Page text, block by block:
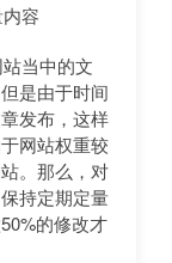
容
当中的文
是由于时间
发布，这样
网站权重较
。那么，对
持定期定量
的修改才